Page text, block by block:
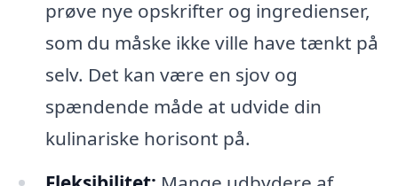
prøve nye opskrifter og ingredienser,
som du måske ikke ville have tænkt på
selv. Det kan være en sjov og
spændende måde at udvide din
kulinariske horisont på.